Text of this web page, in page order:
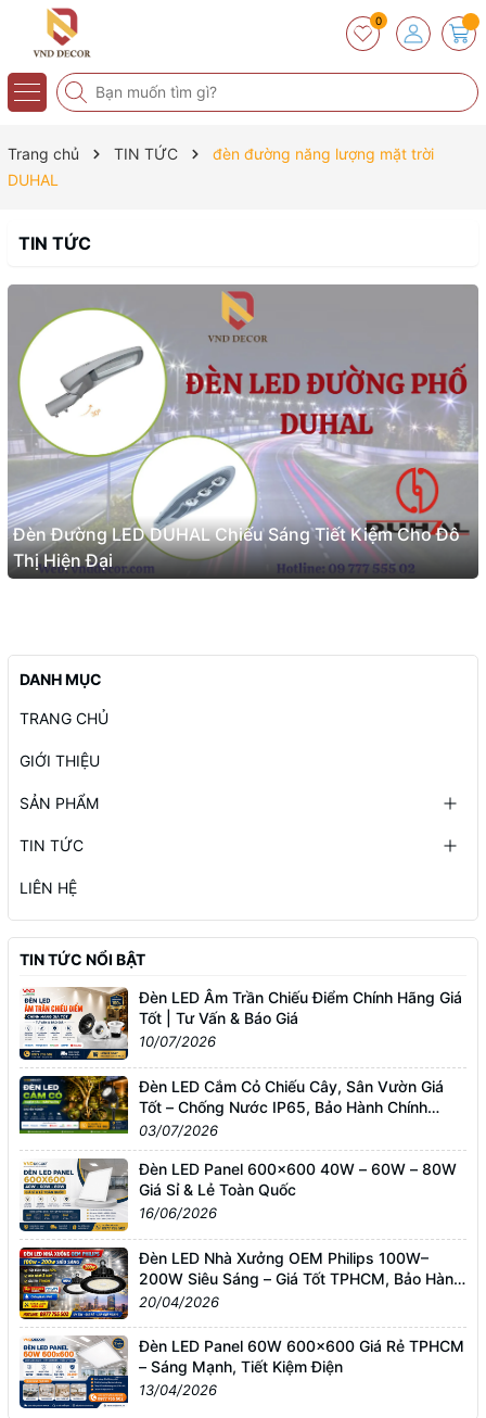
0
Trang chủ TIN TỨC
đèn đường năng lượng mặt trời
DUHAL
TIN TỨC
Đèn Đường LED DUHAL Chiếu Sáng Tiết Kiệm Cho Đô
Thị Hiện Đại
DANH MỤC
TRANG CHỦ
GIỚI THIỆU
SẢN PHẨM
TIN TỨC
LIÊN HỆ
TIN TỨC NỔI BẬT
Đèn LED Âm Trần Chiếu Điểm Chính Hãng Giá
Tốt | Tư Vấn & Báo Giá
10/07/2026
Đèn LED Cắm Cỏ Chiếu Cây, Sân Vườn Giá
Tốt – Chống Nước IP65, Bảo Hành Chính
Hãng
03/07/2026
Đèn LED Panel 600x600 40W – 60W – 80W
Giá Sỉ & Lẻ Toàn Quốc
16/06/2026
Đèn LED Nhà Xưởng OEM Philips 100W–
200W Siêu Sáng – Giá Tốt TPHCM, Bảo Hành
3 Năm
20/04/2026
Đèn LED Panel 60W 600x600 Giá Rẻ TPHCM
– Sáng Mạnh, Tiết Kiệm Điện
13/04/2026